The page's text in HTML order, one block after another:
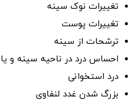
تغییرات نوک سینه
تغییرات پوست
ترشحات از سینه
احساس درد در ناحیه سینه و
درد استخوانی
بزرگ شدن غدد لنفاوی